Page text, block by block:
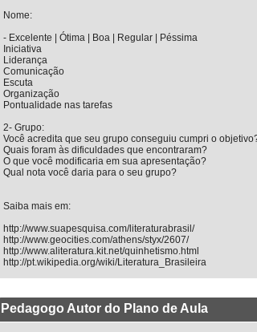
Nome:
- Excelente | Ótima | Boa | Regular | Péssima
Iniciativa
Liderança
Comunicação
Escuta
Organização
Pontualidade nas tarefas
2- Grupo:
Você acredita que seu grupo conseguiu cumpri o
Quais foram às dificuldades que encontraram?
O que você modificaria em sua apresentação?
Qual nota você daria para o seu grupo?
Saiba mais em:
http://www.suapesquisa.com/literaturabrasil/
http://www.geocities.com/athens/styx/2607/
http://www.aliteratura.kit.net/quinhetismo.html
http://pt.wikipedia.org/wiki/Literatura_Brasileira
Pedagogo Autor do Plano de Aula